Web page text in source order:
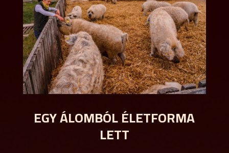
EGY ÁLOMBÓL ÉLETFORMA
LETT